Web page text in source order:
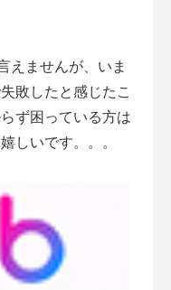
えませんが、いま
敗したと感じたこ
ず困っている方は
しいです。。。